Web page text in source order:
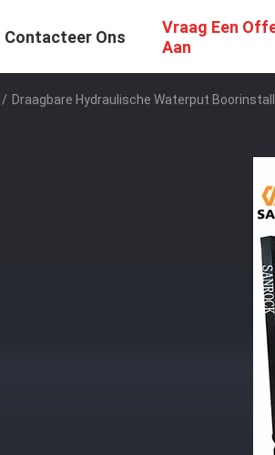
Contacteer Ons
Vraag Een
Aan
/ Draagbare Hydraulische Waterput